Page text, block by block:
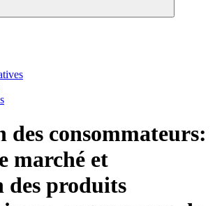
des consommateurs:
marché et
produits